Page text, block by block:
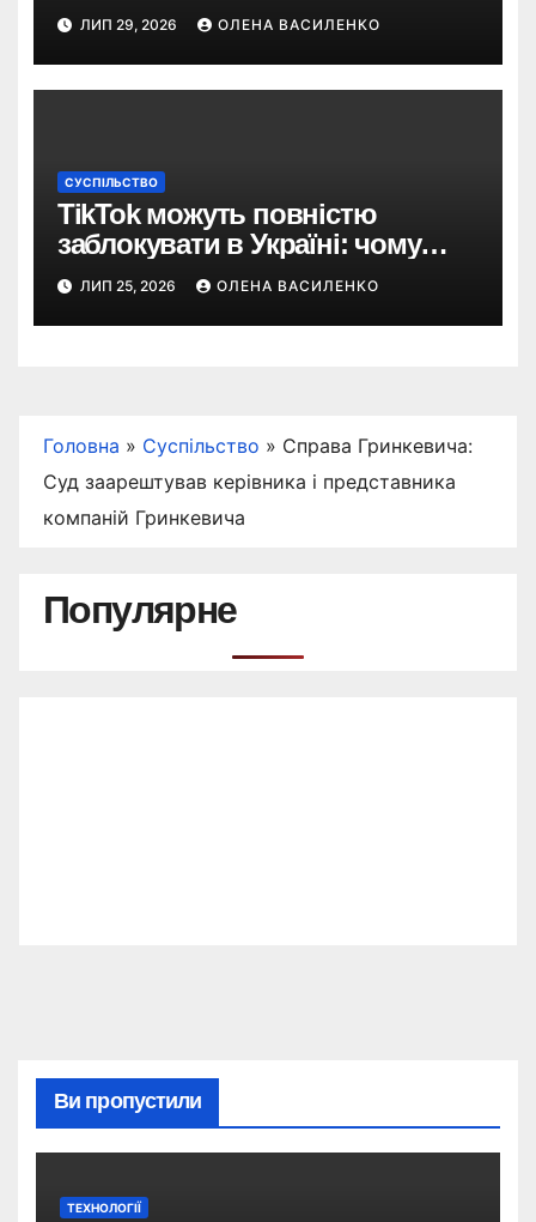
ЛИП 29, 2026 ОЛЕНА ВАСИЛЕНКО
СУСПІЛЬСТВО
TikTok можуть повністю
заблокувати в Україні: чому
з’явилася така пропозиція
ЛИП 25, 2026 ОЛЕНА ВАСИЛЕНКО
Головна » Суспільство » Справа Гринкевича:
Суд заарештував керівника і представника
компаній Гринкевича
Популярне
Ви пропустили
ТЕХНОЛОГІЇ